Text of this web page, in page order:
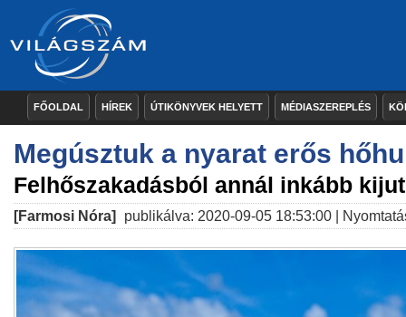
FŐOLDAL HÍREK ÚTIKÖNYVEK HELYETT MÉDIASZEREPLÉS
Megúsztuk a nyarat erős
Felhőszakadásból annál inkább
[Farmosi Nóra] publikálva: 2020-09-05 18:53:00 |